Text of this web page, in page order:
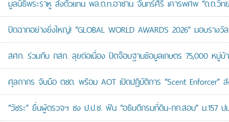
มูลนิธิพระราหู ส่งตัวแทน พล.ต.ท.อาชาน จันทร์ศิริ เคารพศพ “ด.ต.วิท
ปิดฉากอย่างยิ่งใหญ่! “GLOBAL WORLD AWARDS 2026” มอบรา
สศก. ร่วมกับ กสก. ลุยต่อเนื่อง ปิดจ๊อบฐานข้อมูลเกษตร 75,000 หมู่
ศุลกากร จับมือ ตชด. พร้อม AOT เปิดปฏิบัติการ “Scent Enforcer”
“วัชระ” ยื่นผู้ตรวจฯ ชง ป.ป.ช. ฟัน “อธิบดีกรมที่ดิน-กก.สอบ” ม.157 ป